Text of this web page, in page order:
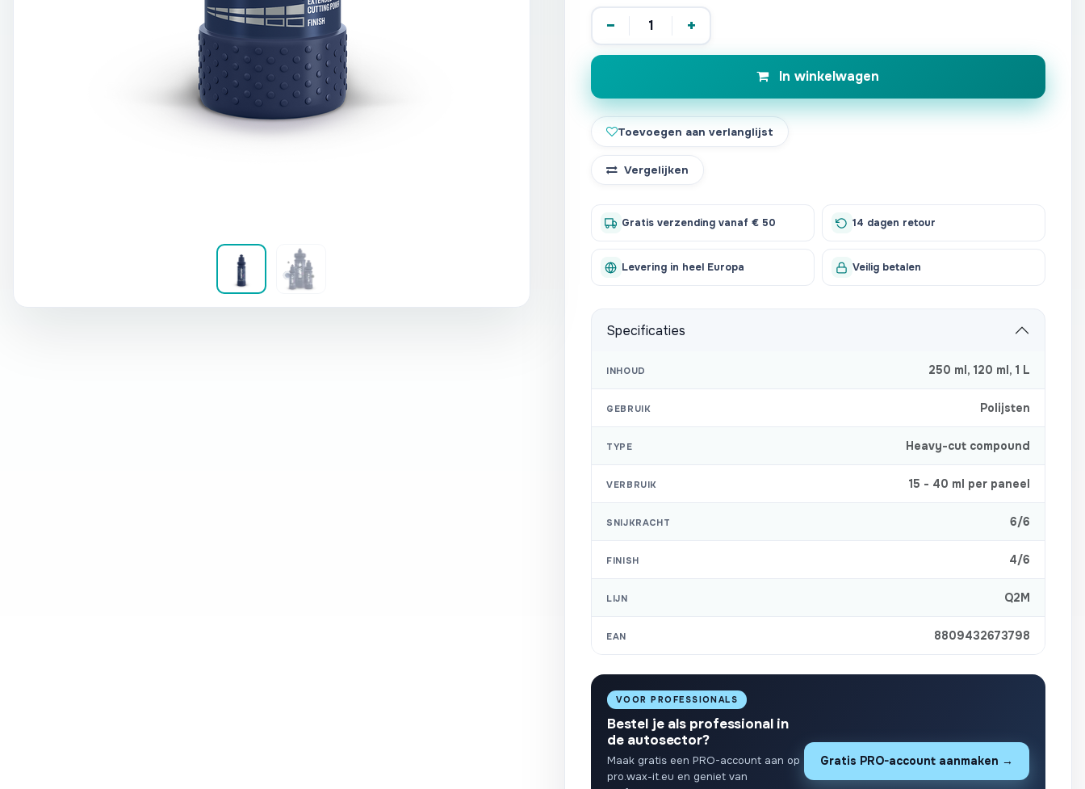
− +
In winkelwagen
Toevoegen aan verlanglijst
Vergelijken
Gratis verzending vanaf € 50 14 dagen retour
Levering in heel Europa Veilig betalen
Specificaties
INHOUD 250 ml, 120 ml, 1 L
GEBRUIK Polijsten
TYPE Heavy-cut compound
VERBRUIK 15 - 40 ml per paneel
SNIJKRACHT 6/6
FINISH 4/6
LIJN Q2M
EAN 8809432673798
VOOR PROFESSIONALS
Bestel je als professional in
de autosector?
Maak gratis een PRO-account aan op
pro.wax-it.eu en geniet van
Gratis PRO-account aanmaken →